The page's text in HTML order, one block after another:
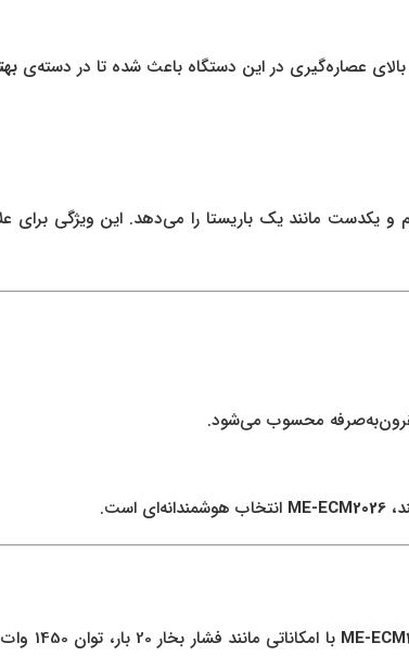
عصاره‌گیری در این دستگاه باعث شده تا در دسته‌ی
و یکدست مانند یک باریستا را می‌دهد. این ویژگی برای
مقرون‌به‌صرفه محسوب می‌شود.
ME-ECM2026 انتخاب هوشمندانه‌ای است.
با